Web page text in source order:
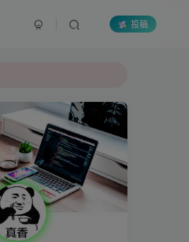
投稿